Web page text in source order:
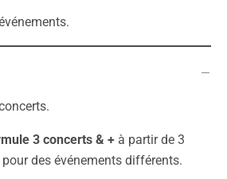
3 concerts & + à partir de 3
des événements différents.